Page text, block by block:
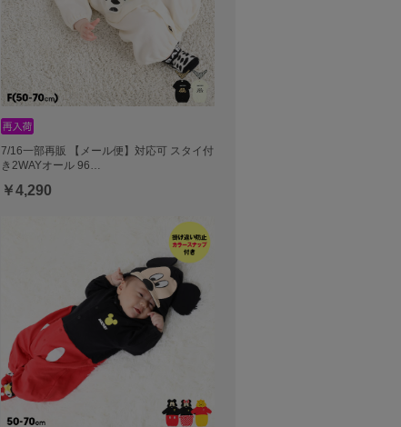
7/16一部再販 【メール便】対応可 スタイ付
き2WAYオール 96…
￥4,290